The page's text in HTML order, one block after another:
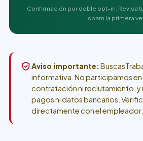
Confirmación por doble opt-in. Revisa
spam la primera
Aviso importante:
informativa. No participamos
contratación ni reclutamiento, y
pagos ni datos bancarios.
directamente con el empleador.